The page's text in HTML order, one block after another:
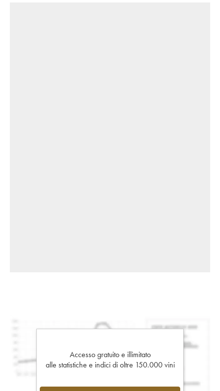
Accesso gratuito e illimitato
alle statistiche e indici di oltre 150.000 vini